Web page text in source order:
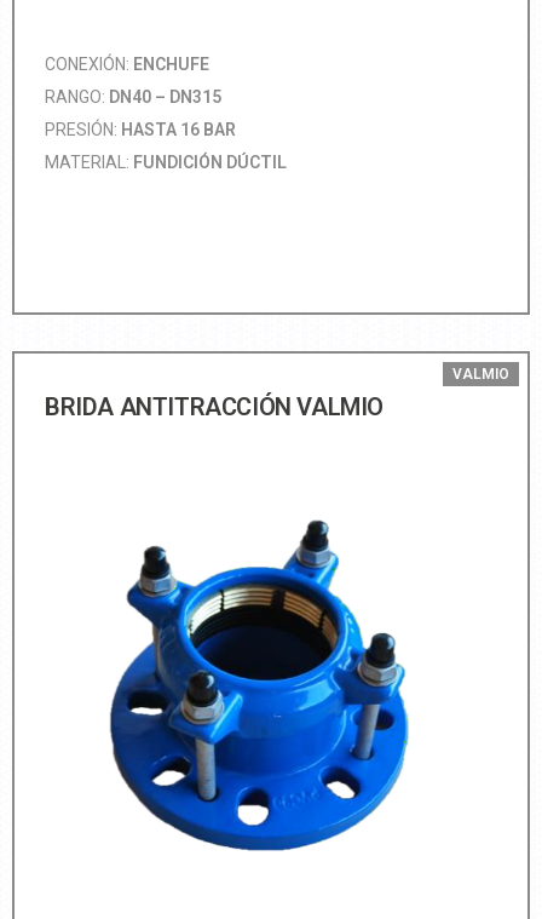
CONEXIÓN: ENCHUFE
RANGO: DN40 – DN315
PRESIÓN: HASTA 16 BAR
MATERIAL: FUNDICIÓN DÚCTIL
BRIDA ANTITRACCIÓN VALMIO
VALMIO